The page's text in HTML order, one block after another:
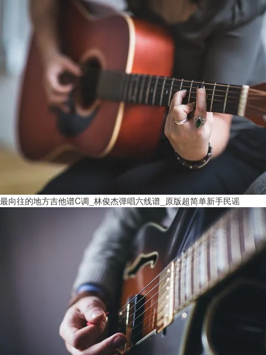
最向往的地方吉他谱C调_林俊杰弹唱六线谱_原版超简单新手民谣